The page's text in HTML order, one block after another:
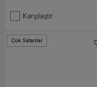
doldurun ve entegre kilidi
sayesinde eşyalarınızın
dayanıklı çanta alüminyum
metal bölümlere ve koruyucu
Karşılaştır
Düşük Stok
Çok Satanlar